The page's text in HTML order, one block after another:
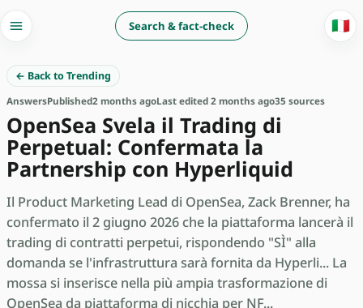
Search & fact-check 🇮🇹
← Back to Trending
AnswersPublished2 months agoLast edited 2 months ago35 sources
OpenSea Svela il Trading di
Perpetual: Confermata la
Partnership con Hyperliquid
Il Product Marketing Lead di OpenSea, Zack Brenner, ha
confermato il 2 giugno 2026 che la piattaforma lancerà il
trading di contratti perpetui, rispondendo "SÌ" alla
domanda se l'infrastruttura sarà fornita da Hyperli... La
mossa si inserisce nella più ampia trasformazione di
OpenSea da piattaforma di nicchia per NF...